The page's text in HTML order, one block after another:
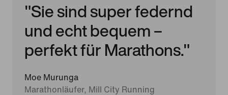
"Sie sind super federnd
und echt bequem –
perfekt für Marathons."
Moe Murunga
Marathonläufer, Mill City Running